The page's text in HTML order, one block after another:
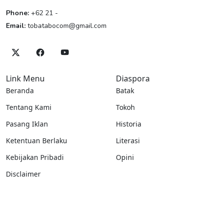
Phone: +62 21 -
Email: tobatabocom@gmail.com
Link Menu
Beranda
Tentang Kami
Pasang Iklan
Ketentuan Berlaku
Kebijakan Pribadi
Disclaimer
Diaspora
Batak
Tokoh
Historia
Literasi
Opini